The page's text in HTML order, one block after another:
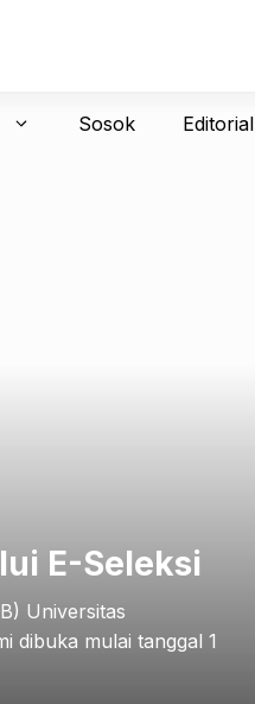
Sosok Editorial
E-Seleksi
Universitas
dibuka mulai tanggal 1